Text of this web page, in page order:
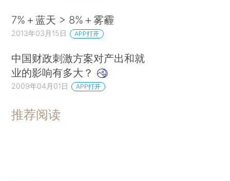
7%＋蓝天 > 8%＋雾霾
2013年03月15日 APP打开
中国财政刺激方案对产出和就
业的影响有多大？
2009年04月01日 APP打开
推荐阅读